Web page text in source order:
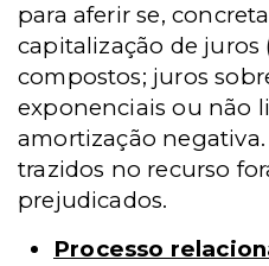
para aferir se,
capitalização de juros
compostos; juros
exponenciais ou não
amortização
trazidos no recurso
prejudicados.
Processo